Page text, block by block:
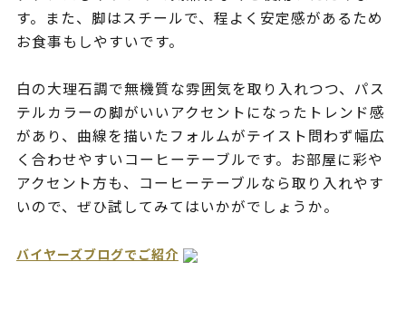
す。また、脚はスチールで、程よく安定感があるため
お食事もしやすいです。
白の大理石調で無機質な雰囲気を取り入れつつ、パス
テルカラーの脚がいいアクセントになったトレンド感
があり、曲線を描いたフォルムがテイスト問わず幅広
く合わせやすいコーヒーテーブルです。お部屋に彩や
アクセント方も、コーヒーテーブルなら取り入れやす
いので、ぜひ試してみてはいかがでしょうか。
バイヤーズブログでご紹介